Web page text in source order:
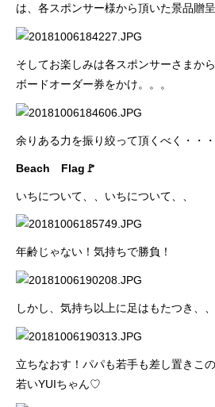
は、各スポンサー様から頂いた景品贈
そしてお楽しみは各スポンサーさまか
ボードオーダー券をかけ。。。
余りある力を振り絞って頂くべく・・
Beach Flag🚩
いちについて、、いちについて、、
年齢じゃない！気持ちで勝負！
しかし、気持ち以上に足はもたつき、、
立ちなおす！パパも若手も差し置きこ
若いYUIちゃん♡